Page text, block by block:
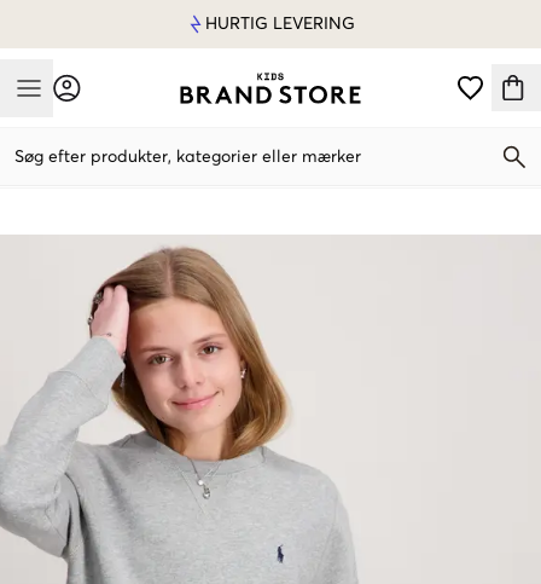
HURTIG LEVERING
Mobile Menu
Søg efter produkter, kategorier eller mærker